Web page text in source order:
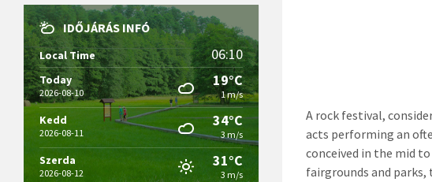
A rock festival,
acts performing an
conceived in the mid
fairgrounds and
IDŐJÁRÁS INFÓ
Local Time 06:10
Today
2026-08-10
19°C
1 m/s
Kedd
2026-08-11
34°C
3 m/s
Szerda
2026-08-12
31°C
3 m/s